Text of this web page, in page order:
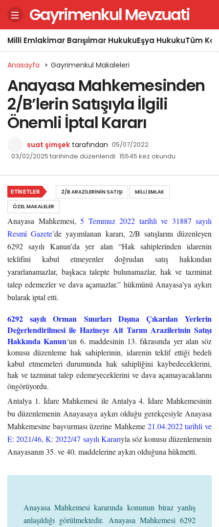
Gayrimenkul Mevzuati
Milli Emlakİmar Barışıİmar HukukuEşya HukukuTüm
Anasayfa Gayrimenkul Makaleleri
Anayasa Mahkemesinden
2/B’lerin Satışıyla İlgili
Önemli İptal Kararı
suat şimşek tarafından 05/07/2022
03/02/2025 tarihinde düzenlendi 15545 kez okundu
Anayasa Mahkemesi, 5 Temmuz 2022 tarihli ve 31887 sayılı
Resmî Gazete’de yayımlanan kararı, 2/B satışlarını düzenleyen
6292 sayılı Kanun’da yer alan “Hak sahiplerinden idarenin
teklifini kabul etmeyenler doğrudan satış hakkından
yararlanamazlar, başkaca talepte bulunamazlar, hak ve tazminat
talep edemezler ve dava açamazlar.” hükmünü Anayasa’ya aykırı
bularak iptal etti.
6292 sayılı Orman Sınırları Dışına Çıkarılan Yerlerin
Değerlendirilmesi ile Hazineye Ait Tarım Arazilerinin Satışı
Hakkında Kanun‘un 6. maddesinin 13. fıkrasında yer alan söz
konusu düzenleme hak sahiplerinin, idarenin teklif ettiği bedeli
kabul etmemeleri durumunda hak sahipliğini kaybedeceklerini,
hak ve tazminat talep edemeyeceklerini ve dava açamayacaklarını
öngörüyordu.
Antalya 1. İdare Mahkemesi ile Antalya 4. İdare Mahkemesinin
bu düzenlemenin Anayasaya aykırı olduğu gerekçesiyle Anayasa
Mahkemesine başvurması üzerine Mahkeme 21.04.2022 tarihli ve
E: 2021/46, K: 2022/47 sayılı Kararıyla söz konusu düzenlemenin
Anayasanın 35. ve 40. maddelerine aykırı olduğuna hükmetti.
Anayasa Mahkemesi kararında konunun biraz yanlış
anlaşıldığı görülmektedir. Anayasa Mahkemesi 6292
ETIKETLER 2/B ARAZILERININ SATIŞI
MILLI EMLAK
ÖZEL MAKALELER